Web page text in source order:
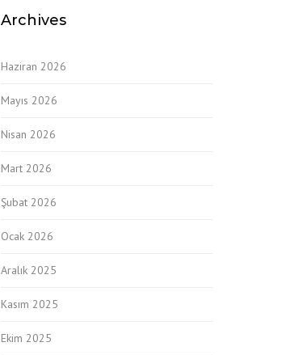
Archives
Haziran 2026
Mayıs 2026
Nisan 2026
Mart 2026
Şubat 2026
Ocak 2026
Aralık 2025
Kasım 2025
Ekim 2025